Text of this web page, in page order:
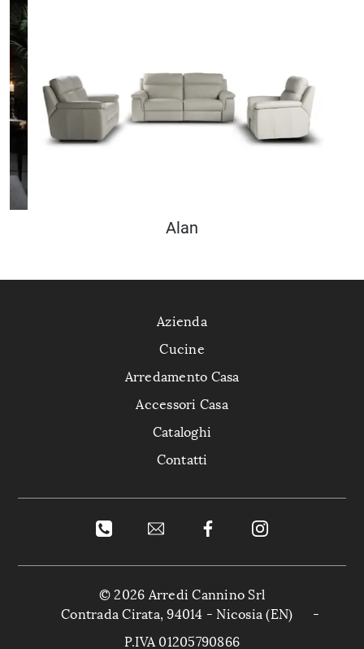
Alan
Azienda
Cucine
Arredamento Casa
Accessori Casa
Cataloghi
Contatti
© 2026 Arredi Cannino Srl
Contrada Cirata, 94014 - Nicosia (EN)
-
P.IVA 01205790866